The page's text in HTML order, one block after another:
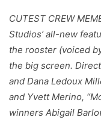
CUTEST CREW
Studios’ all-new
the rooster (voiced
the big screen.
and Dana Ledoux
and Yvett Merino,
winners Abigail